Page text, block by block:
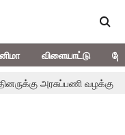
விளையாட்டு
அரசுப்பணி வழக்கு; வரும்